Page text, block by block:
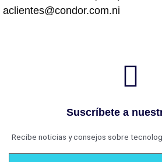
aclientes@condor.com.ni
Suscríbete a
Recibe noticias y consejos sobre